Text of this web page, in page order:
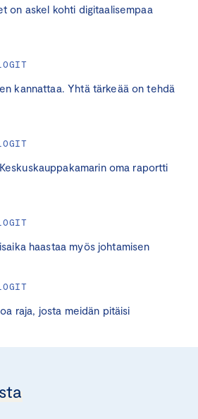
on askel kohti digitaalisempaa
kannattaa. Yhtä tärkeää on tehdä
oma raportti
haastaa myös johtamisen
raja, josta meidän pitäisi